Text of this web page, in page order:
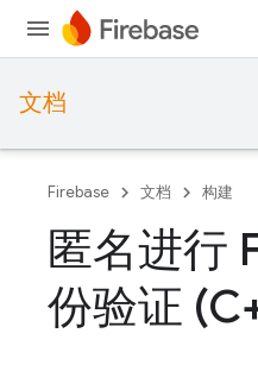
文档
Firebase 文档 构建
匿名进行
份验证